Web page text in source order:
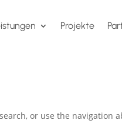
Projekte
or use the navigation